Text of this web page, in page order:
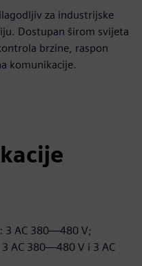
za industrijske
Dostupan širom svijeta
brzine, raspon
komunikacije.
3 AC 380—480 V;
AC 380—480 V i 3 AC